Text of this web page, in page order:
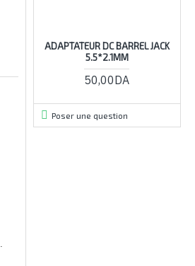
ADAPTATEUR DC BARREL JACK
5.5*2.1MM
50,00DA
Poser une question